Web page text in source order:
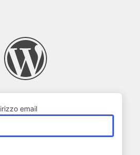
email